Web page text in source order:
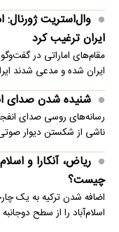
وال‌استریت ژورنال:
ایران ترغیب کرد
مقام‌های اماراتی در
ایران شده و مدعی شدند
شنیده شدن صدای
رسانه‌های روسی صدای
ناشی از شکستن دیوار صوتی
ریاض، آنکارا و
چیست؟
اضافه شدن ترکیه به یک
اسلام‌آباد را از سطح